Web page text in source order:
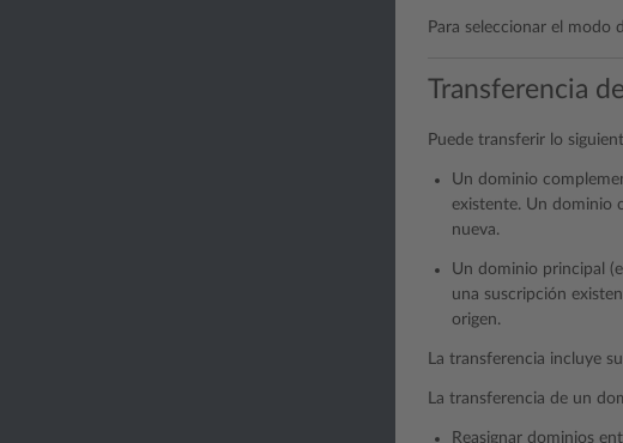
Para seleccionar el modo
Transferencia
Puede transferir lo
Un dominio
existente. Un dominio
nueva.
Un dominio principal
una suscripción
origen.
La transferencia incluye
La transferencia de un
Reasignar dominios